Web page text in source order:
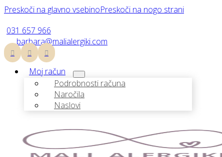
Preskoči na glavno vsebinoPreskoči na nogo strani
031 657 966
barbara@malialergiki.com
Moj račun
Podrobnosti računa
Naročila
Naslovi